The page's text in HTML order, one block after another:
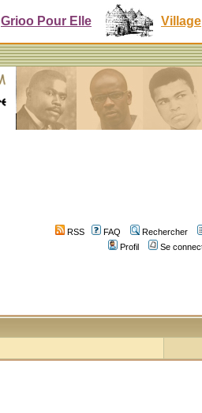
Grioo Pour Elle Village
RSS FAQ
Rechercher
Profil
Se